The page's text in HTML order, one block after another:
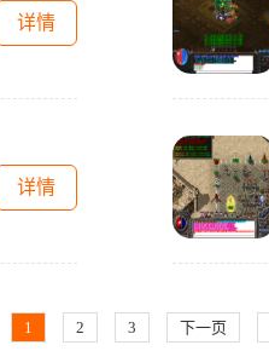
详情
详情
1 2 3 下一页